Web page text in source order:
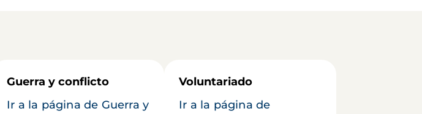
Guerra y conflicto
Ir a la página de Guerra y
Voluntariado
Ir a la página de